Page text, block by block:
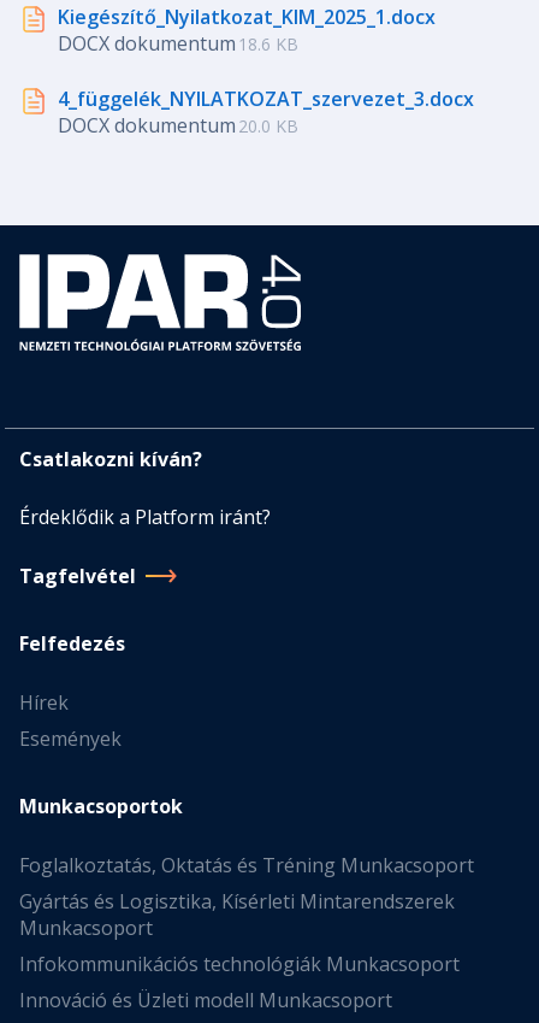
Kiegészítő_Nyilatkozat_KIM_2025_1.docx
DOCX dokumentum 18.6 KB
4_függelék_NYILATKOZAT_szervezet_3.docx
DOCX dokumentum 20.0 KB
Csatlakozni kíván?
Érdeklődik a Platform iránt?
Tagfelvétel
Felfedezés
Hírek
Események
Munkacsoportok
Foglalkoztatás, Oktatás és Tréning Munkacsoport
Gyártás és Logisztika, Kísérleti Mintarendszerek
Munkacsoport
Infokommunikációs technológiák Munkacsoport
Innováció és Üzleti modell Munkacsoport